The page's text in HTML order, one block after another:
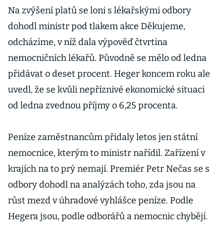
Na zvýšení platů se loni s lékařskými odbory
dohodl ministr pod tlakem akce Děkujeme,
odcházíme, v níž dala výpověď čtvrtina
nemocničních lékařů. Původně se mělo od ledna
přidávat o deset procent. Heger koncem roku ale
uvedl, že se kvůli nepříznivé ekonomické situaci
od ledna zvednou příjmy o 6,25 procenta.
Peníze zaměstnancům přidaly letos jen státní
nemocnice, kterým to ministr nařídil. Zařízení v
krajích na to prý nemají. Premiér Petr Nečas se s
odbory dohodl na analýzách toho, zda jsou na
růst mezd v úhradové vyhlášce peníze. Podle
Hegera jsou, podle odborářů a nemocnic chybějí.